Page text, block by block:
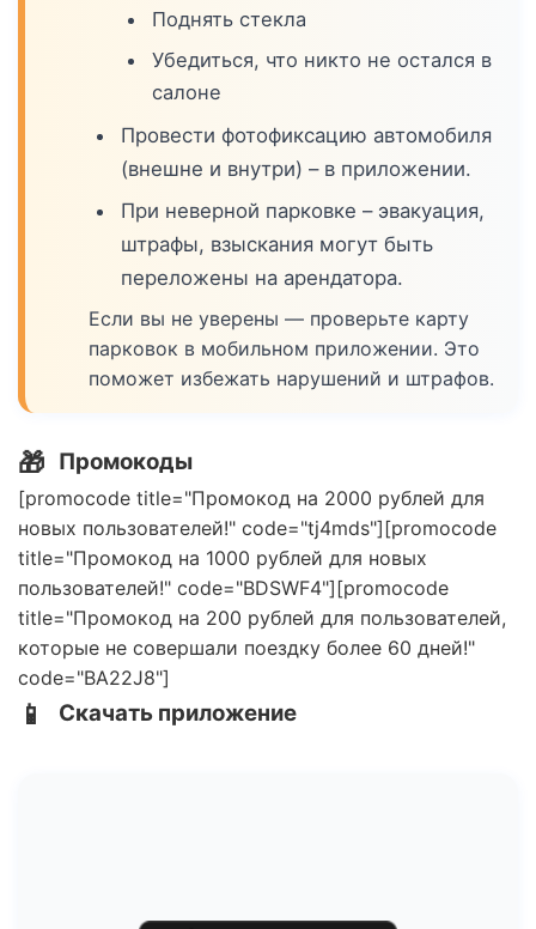
Поднять стекла
Убедиться, что никто не остался в
салоне
Провести фотофиксацию автомобиля
(внешне и внутри) – в приложении.
При неверной парковке – эвакуация,
штрафы, взыскания могут быть
переложены на арендатора.
Если вы не уверены — проверьте карту
парковок в мобильном приложении. Это
поможет избежать нарушений и штрафов.
🎁 Промокоды
[promocode title="Промокод на 2000 рублей для
новых пользователей!" code="tj4mds"][promocode
title="Промокод на 1000 рублей для новых
пользователей!" code="BDSWF4"][promocode
title="Промокод на 200 рублей для пользователей,
которые не совершали поездку более 60 дней!"
code="BA22J8"]
📱 Скачать приложение